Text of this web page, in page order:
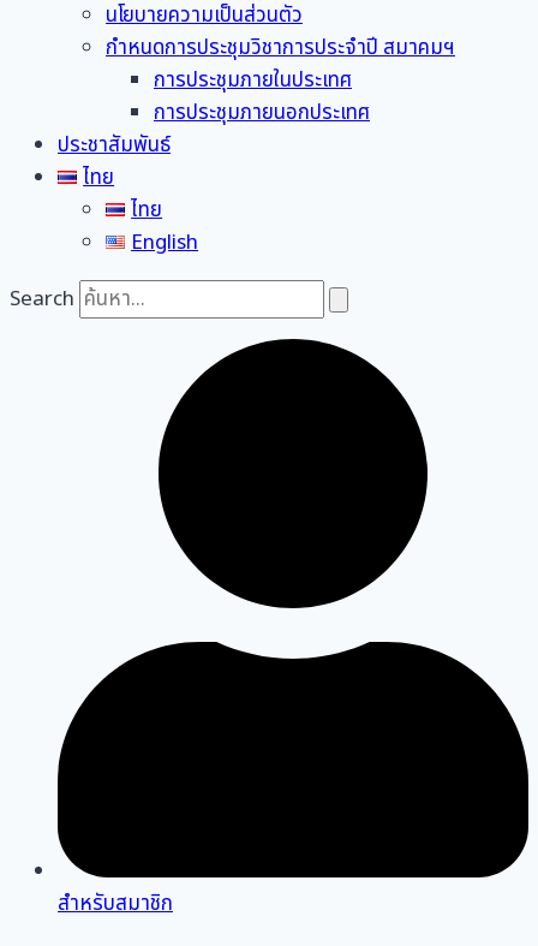
นโยบายความเป็นส่วนตัว
กำหนดการประชุมวิชาการประจำปี สมาคมฯ
การประชุมภายในประเทศ
การประชุมภายนอกประเทศ
ประชาสัมพันธ์
ไทย
ไทย
English
Search
สำหรับสมาชิก